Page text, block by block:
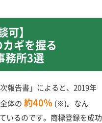
可】
ギを握る
務所3選
報告書」によると、2019年
体の 約40％ (※)。なん
いるのです。商標登録を成功